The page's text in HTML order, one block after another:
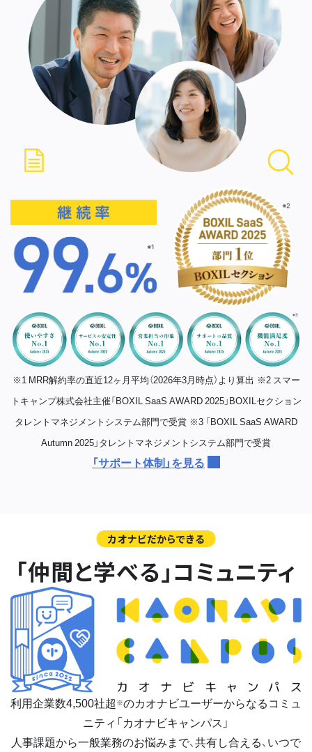
※1 MRR解約率の直近12ヶ月平均（2026年3月時点）より算出 ※2 スマー
トキャンプ株式会社主催「BOXIL SaaS AWARD 2025」BOXILセクション
タレントマネジメントシステム部門で受賞 ※3 「BOXIL SaaS AWARD
Autumn 2025」タレントマネジメントシステム部門で受賞
「サポート体制」を見る
カオナビだからできる
「仲間と学べる」コミュニティ
利用企業数4,500社超 ※のカオナビユーザーからなるコミュ
ニティ「カオナビキャンパス」
人事課題から一般業務のお悩みまで、共有し合える、いつで